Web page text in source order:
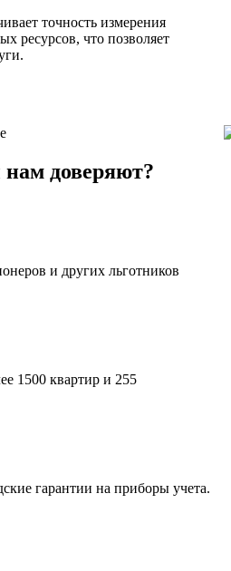
точность измерения
ресурсов, что позволяет
доверяют?
и других льготников
1500 квартир и 255
гарантии на приборы учета.